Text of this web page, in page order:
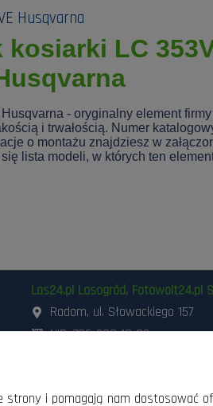
Husqvarna
LC
- oryginalny element
i trwałością. Numer
o montażu znajdziesz w
lista modeli, w których ten
Las24.pl Lasogród, Fotowolt24.pl
Radom, ul. Słowackiego 157
NIP: 796-298-18-03
sklep@lasogrod.pl
strony i pomagają nam dostosować